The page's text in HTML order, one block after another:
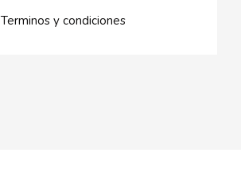
Terminos y condiciones